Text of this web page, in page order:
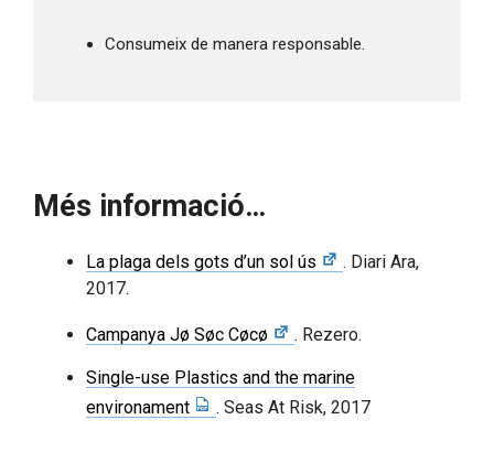
Consumeix de manera responsable.
Més informació…
La plaga dels gots d’un sol ús
. Diari Ara,
2017.
Campanya Jø Søc Cøcø . Rezero.
Single-use Plastics and the marine
environament
. Seas At Risk, 2017